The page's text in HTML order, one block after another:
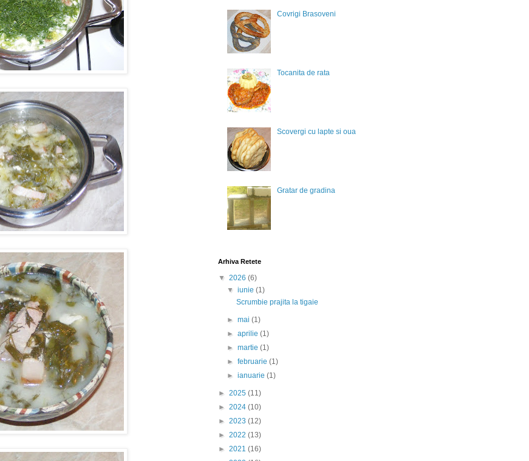
Covrigi Brasoveni
Tocanita de rata
Scovergi cu lapte si oua
Gratar de gradina
Arhiva Retete
▼ 2026 (6)
▼iunie(1)
Scrumbie prajita la tigaie
►mai(1)
►aprilie(1)
►martie(1)
►februarie(1)
►ianuarie(1)
► 2025 (11)
► 2024 (10)
► 2023 (12)
► 2022 (13)
► 2021 (16)